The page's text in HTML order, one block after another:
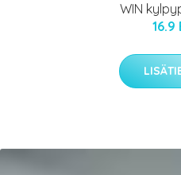
WIN
16.9